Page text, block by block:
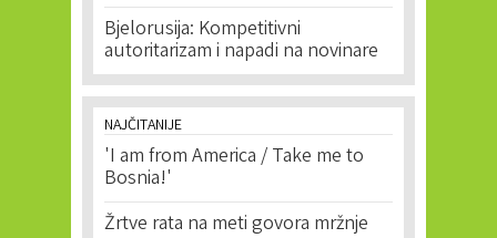
Bjelorusija: Kompetitivni
autoritarizam i napadi na novinare
NAJČITANIJE
'I am from America / Take me to
Bosnia!'
Žrtve rata na meti govora mržnje